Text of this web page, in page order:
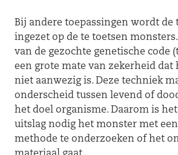
Bij andere toepassingen wordt de
ingezet op de te toetsen
van de gezochte genetische code
een grote mate van zekerheid dat
niet aanwezig is. Deze techniek
onderscheid tussen levend of
het doel organisme. Daarom is
uitslag nodig het monster met
methode te onderzoeken of het